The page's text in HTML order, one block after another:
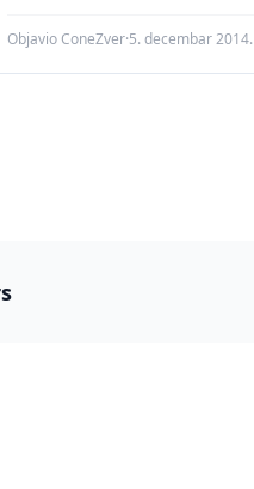
Objavio ConeZver·5. decembar 2014.